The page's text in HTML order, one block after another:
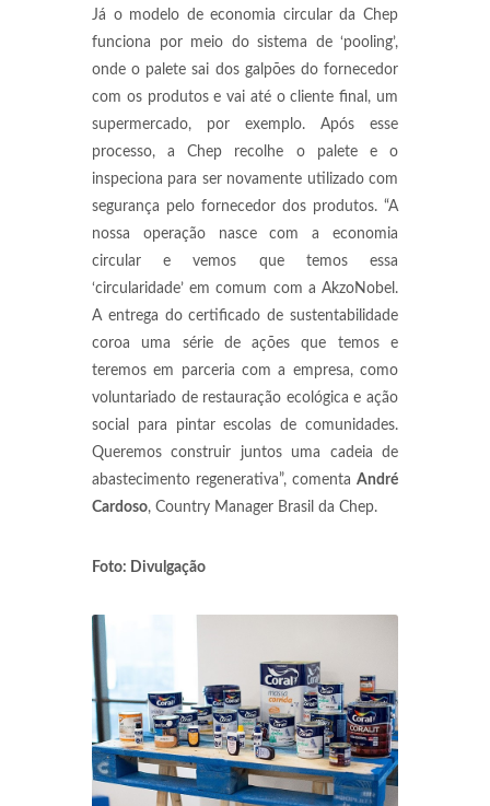
Já o modelo de economia circular da Chep
funciona por meio do sistema de ‘pooling’,
onde o palete sai dos galpões do fornecedor
com os produtos e vai até o cliente final, um
supermercado, por exemplo. Após esse
processo, a Chep recolhe o palete e o
inspeciona para ser novamente utilizado com
segurança pelo fornecedor dos produtos. “A
nossa operação nasce com a economia
circular e vemos que temos essa
‘circularidade’ em comum com a AkzoNobel.
A entrega do certificado de sustentabilidade
coroa uma série de ações que temos e
teremos em parceria com a empresa, como
voluntariado de restauração ecológica e ação
social para pintar escolas de comunidades.
Queremos construir juntos uma cadeia de
abastecimento regenerativa”, comenta André
Cardoso, Country Manager Brasil da Chep.
Foto: Divulgação